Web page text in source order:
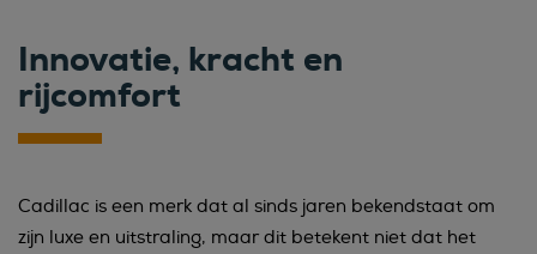
Innovatie, kracht en
rijcomfort
Cadillac is een merk dat al sinds jaren bekendstaat om
zijn luxe en uitstraling, maar dit betekent niet dat het